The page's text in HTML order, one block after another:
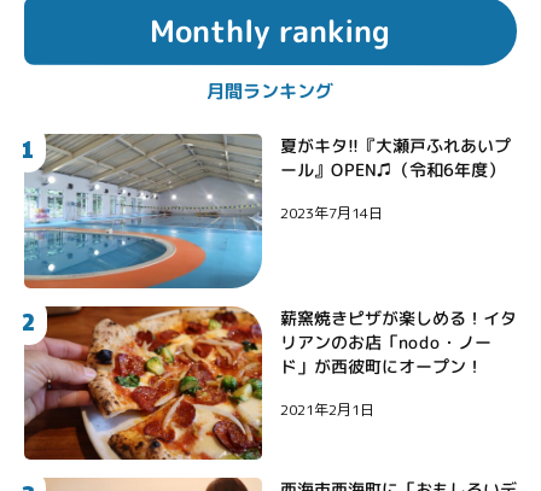
Monthly ranking
月間ランキング
1 夏がキタ!!『大瀬戸ふれあいプ
ール』OPEN♫（令和6年度）
2023年7月14日
2 薪窯焼きピザが楽しめる！イタ
リアンのお店「nodo・ノー
ド」が西彼町にオープン！
2021年2月1日